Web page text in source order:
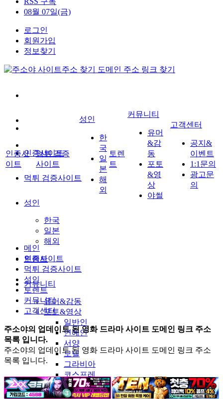
08월 07일(금)
로그인
회원가입
정보찾기
인증사이트
먹튀 검증사이트
성인
한국
일본
해외
토렌트
커뮤니티
유머&감동
포토&영상
일반인
연예인
서양
모델
그라비아
코스프레
BJ
품번
인증사
이트
먹튀 검증
사이트
성인
한
국
일
본
해
외
토렌
트
커뮤니티
유머
&감
동
포토
&영
상
야썰
고객센터
공지&
이벤트
1:1문의
광고문
의
메인
인증사이트
먹튀 검증사이트
성인
토렌트
커뮤니티
고객센터
주소야의 업데이트 된 영화 드라마 사이트 도메인 링크 주소
목록 입니다.
주소야의 업데이트 된 영화 드라마 사이트 도메인 링크 주소
목록 입니다.